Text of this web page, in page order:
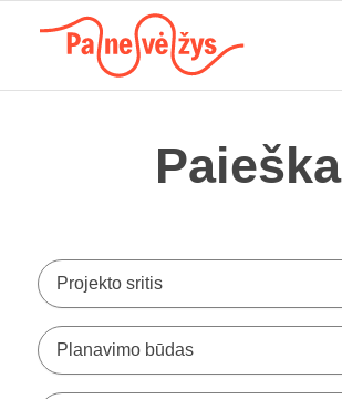
Paieška
Projekto sritis
Planavimo būdas